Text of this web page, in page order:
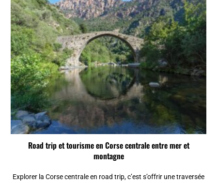
Road trip et tourisme en Corse centrale entre mer et
montagne
Explorer la Corse centrale en road trip, c’est s’offrir une traversée